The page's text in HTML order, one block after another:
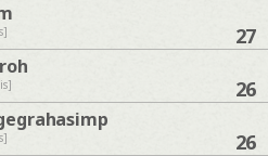
27
26
26